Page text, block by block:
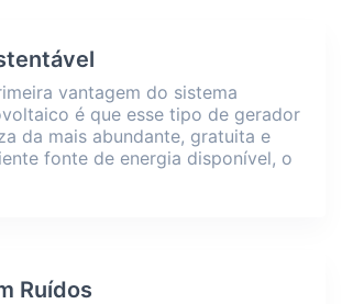
vantagem do sistema
é que esse tipo de gerador
da mais abundante, gratuita e
fonte de energia disponível, o
Ruídos